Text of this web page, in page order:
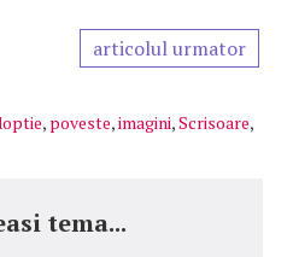
articolul urmator
, poveste,imagini,Scrisoare,
tema...